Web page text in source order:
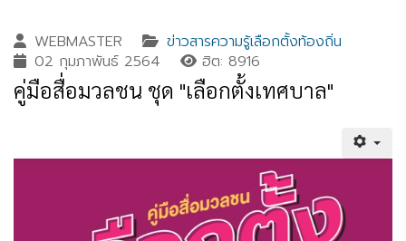
WEBMASTER
ข่าวสารความรู้เลือกตั้งท้องถิ่น
02 กุมภาพันธ์ 2564
ฮิต: 8916
คู่มือสื่อมวลชน ชุด "เลือกตั้งเทศบาล"